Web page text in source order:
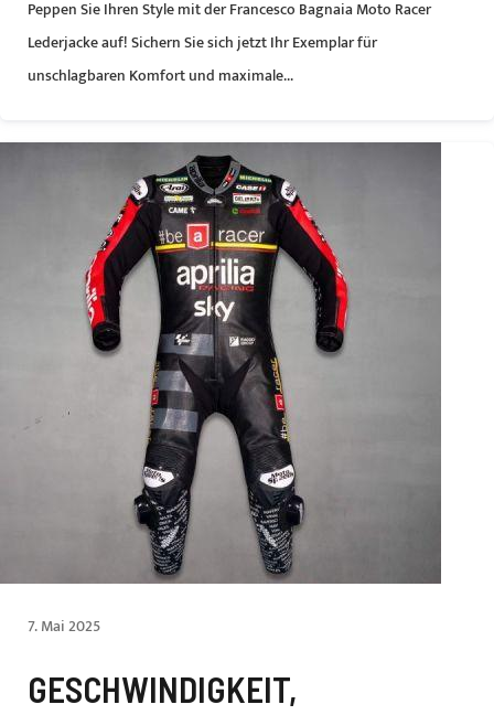
Peppen Sie Ihren Style mit der Francesco Bagnaia Moto Racer
Lederjacke auf! Sichern Sie sich jetzt Ihr Exemplar für
unschlagbaren Komfort und maximale...
7. Mai 2025
GESCHWINDIGKEIT,